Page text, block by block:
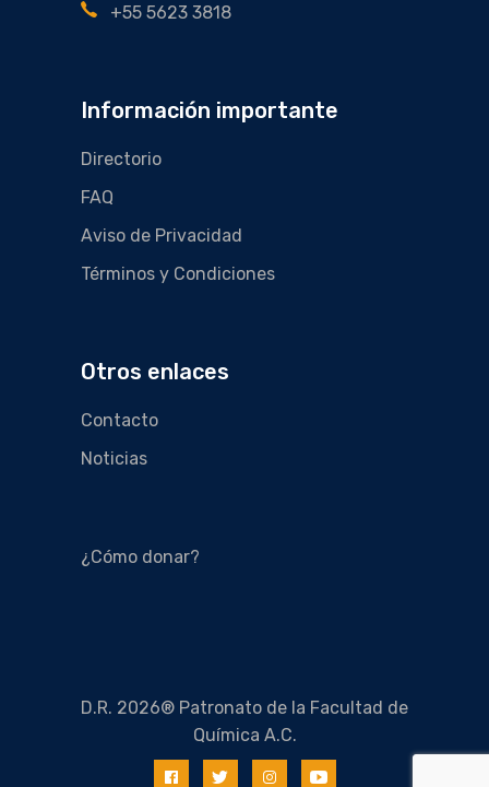
+55 5623 3818
Información importante
Directorio
FAQ
Aviso de Privacidad
Términos y Condiciones
Otros enlaces
Contacto
Noticias
¿Cómo donar?
D.R. 2026® Patronato de la Facultad de
Química A.C.